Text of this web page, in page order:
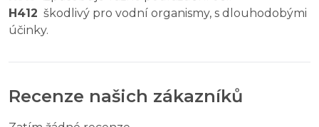
H412 škodlivý pro vodní organismy, s dlouhodobými
účinky.
Recenze našich zákazníků